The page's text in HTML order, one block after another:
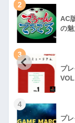
2
AC
の
3
プ
4
プ